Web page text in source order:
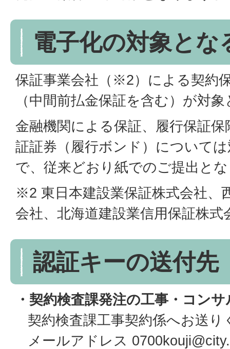
電子化の対象とな
保証事業会社（※2）による契約
（中間前払金保証を含む）が対
金融機関による保証、履行保証
証証券（履行ボンド）について
で、従来どおり紙でのご提出と
※2 東日本建設業保証株式会社、
会社、北海道建設業信用保証株式
認証キーの送付先
・契約検査課発注の工事・コン
契約検査課工事契約係へお送り
メールアドレス